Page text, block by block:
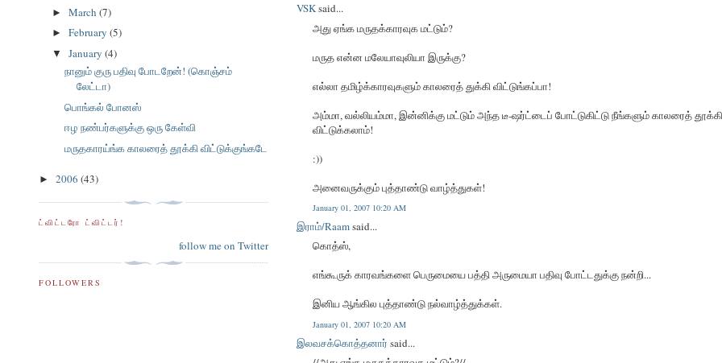
VSKsaid...
அது ஏங்க மருதக்காரவுக மட்டும்?
மருத என்ன மலேயாவுலியா இருக்கு?
எல்லா தமிழ்க்காரவுகளும் காலரைத் துக்கி விட்டுங்கப்பா!
அம்மா, வல்லியம்மா, இன்னிக்கு மட்டும் அந்த டீ-ஷர்ட்டைப் போட்டுகிட்டு நீங்களும் காலரைத் தூக்கி
விட்டுக்கலாம்!
:))
அனைவருக்கும் புத்தாண்டு வாழ்த்துகள்!
January 01, 2007 10:20 AM
இராம்/Raamsaid...
கொத்ஸ்,
எங்கூருக் காரவங்களை பெருமையை பத்தி அருமையா பதிவு போட்டதுக்கு நன்றி...
இனிய ஆங்கில புத்தாண்டு நல்வாழ்த்துக்கள்.
January 01, 2007 10:20 AM
இலவசக்கொத்தனார் said...
► March (7)
► February (5)
▼ January (4)
நானும் குரு பதிவு போடறேன்! (கொஞ்சம்
லேட்டா)
பொங்கல் போனஸ்
ஈழ நண்பர்களுக்கு ஒரு கேள்வி
மருதகாரய்ங்க காலரைத் தூக்கி விட்டுக்குங்கடே
► 2006 (43)
ட்விட்டரோ ட்விட்டர்!
follow me on Twitter
FOLLOWERS